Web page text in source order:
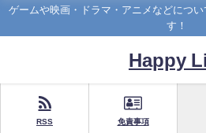
ゲームや映画・ドラマ・アニメなどにつ
す！
Happy
RSS 免責事項